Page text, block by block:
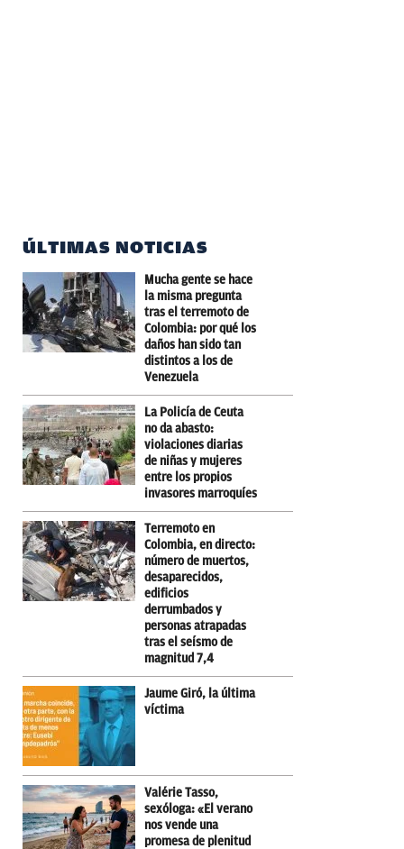
ÚLTIMAS NOTICIAS
Mucha gente se hace
la misma pregunta
tras el terremoto de
Colombia: por qué los
daños han sido tan
distintos a los de
Venezuela
La Policía de Ceuta
no da abasto:
violaciones diarias
de niñas y mujeres
entre los propios
invasores marroquíes
Terremoto en
Colombia, en directo:
número de muertos,
desaparecidos,
edificios
derrumbados y
personas atrapadas
tras el seísmo de
magnitud 7,4
Jaume Giró, la última
víctima
Valérie Tasso,
sexóloga: «El verano
nos vende una
promesa de plenitud